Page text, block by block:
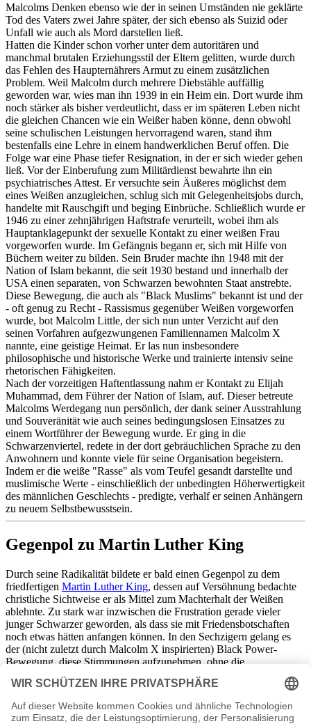
Malcolms Denken ebenso wie der in seinen Umständen nie geklärte
Tod des Vaters zwei Jahre später, der sich ebenso als Suizid oder
Unfall wie auch als Mord darstellen ließ.
Hatten die Kinder schon vorher unter dem autoritären und
manchmal brutalen Erziehungsstil der Eltern gelitten, wurde durch
das Fehlen des Haupternährers Armut zu einem zusätzlichen
Problem. Weil Malcolm durch mehrere Diebstähle auffällig
geworden war, wies man ihn 1939 in ein Heim ein. Dort wurde ihm
noch stärker als bisher verdeutlicht, dass er im späteren Leben nicht
die gleichen Chancen wie ein Weißer haben könne, denn obwohl
seine schulischen Leistungen hervorragend waren, stand ihm
bestenfalls eine Lehre in einem handwerklichen Beruf offen. Die
Folge war eine Phase tiefer Resignation, in der er sich wieder gehen
ließ. Vor der Einberufung zum Militärdienst bewahrte ihn ein
psychiatrisches Attest. Er versuchte sein Äußeres möglichst dem
eines Weißen anzugleichen, schlug sich mit Gelegenheitsjobs durch,
handelte mit Rauschgift und beging Einbrüche. Schließlich wurde er
1946 zu einer zehnjährigen Haftstrafe verurteilt, wobei ihm als
Hauptanklagepunkt der sexuelle Kontakt zu einer weißen Frau
vorgeworfen wurde. Im Gefängnis begann er, sich mit Hilfe von
Büchern weiter zu bilden. Sein Bruder machte ihn 1948 mit der
Nation of Islam bekannt, die seit 1930 bestand und innerhalb der
USA einen separaten, von Schwarzen bewohnten Staat anstrebte.
Diese Bewegung, die auch als "Black Muslims" bekannt ist und der
- oft genug zu Recht - Rassismus gegenüber Weißen vorgeworfen
wurde, bot Malcolm Little, der sich nun unter Verzicht auf den
seinen Vorfahren aufgezwungenen Familiennamen Malcolm X
nannte, eine geistige Heimat. Er las nun insbesondere
philosophische und historische Werke und trainierte intensiv seine
rhetorischen Fähigkeiten.
Nach der vorzeitigen Haftentlassung nahm er Kontakt zu Elijah
Muhammad, dem Führer der Nation of Islam, auf. Dieser betreute
Malcolms Werdegang nun persönlich, der dank seiner Ausstrahlung
und Souveränität wie auch seines bedingungslosen Einsatzes zu
einem Wortführer der Bewegung wurde. Er ging in die
Schwarzenviertel, redete in der dort gebräuchlichen Sprache zu den
Anwohnern und konnte viele für seine Organisation begeistern.
Indem er die weiße "Rasse" als vom Teufel gesandt darstellte und
muslimische Werte - einschließlich der unbedingten Höherwertigkeit
des männlichen Geschlechts - predigte, verhalf er seinen Anhängern
zu neuem Selbstbewusstsein.
Gegenpol zu Martin Luther King
Durch seine Radikalität bildete er bald einen Gegenpol zu dem
friedfertigen Martin Luther King, dessen auf Versöhnung bedachte
christliche Sichtweise er als Mittel zum Machterhalt der Weißen
ablehnte. Zu stark war inzwischen die Frustration gerade vieler
junger Schwarzer geworden, als dass sie mit Friedensbotschaften
noch etwas hätten anfangen können. In den Sechzigern gelang es
der (nicht zuletzt durch Malcolm X inspirierten) Black Power-
Bewegung, diese Stimmungen aufzunehmen, ohne die
ideologischen Schattenseiten der NOI weiter zu pflegen.
Dass etablierte Medien Malcolm X als "schwarzes Monster"
seinem Wege abzubringen.